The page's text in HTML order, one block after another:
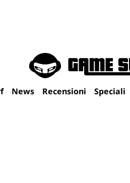
News Recensioni Speciali